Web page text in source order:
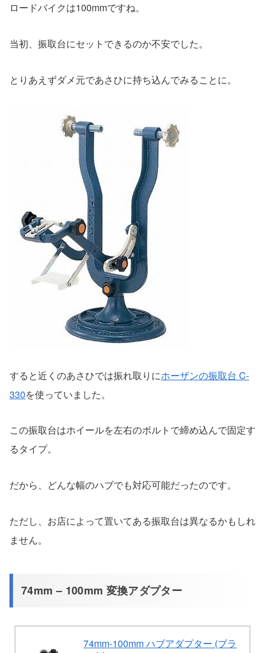
ロードバイクは100mmですね。
当初、振取台にセットできるのか不安でした。
とりあえずダメ元であさひに持ち込んでみることに。
すると近くのあさひでは振れ取りにホーザンの振取台 C-
330を使っていました。
この振取台はホイールを左右のボルトで締め込んで固定す
るタイプ。
だから、どんな幅のハブでも対応可能だったのです。
ただし、お店によって置いてある振取台は異なるかもしれ
ません。
74mm – 100mm 変換アダプター
74mm-100mm ハブアダプター (ブラ